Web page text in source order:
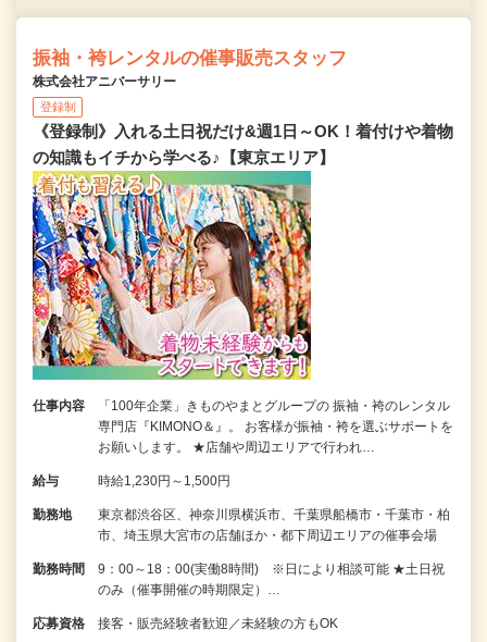
振袖・袴レンタルの催事販売スタッフ
株式会社アニバーサリー
登録制
《登録制》入れる土日祝だけ&週1日～OK！着付けや着物
の知識もイチから学べる♪【東京エリア】
仕事内容
「100年企業」きものやまとグループの 振袖・袴のレンタル
専門店『KIMONO＆』。 お客様が振袖・袴を選ぶサポートを
お願いします。 ★店舗や周辺エリアで行われ…
給与 時給1,230円～1,500円
勤務地
東京都渋谷区、神奈川県横浜市、千葉県船橋市・千葉市・柏
市、埼玉県大宮市の店舗ほか・都下周辺エリアの催事会場
勤務時間
9：00～18：00(実働8時間) ※日により相談可能 ★土日祝
のみ（催事開催の時期限定）…
応募資格 接客・販売経験者歓迎／未経験の方もOK